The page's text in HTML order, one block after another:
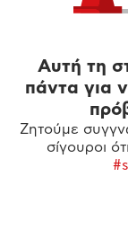
Αυτή τη
πάντα για
Ζητούμε
σίγουροι